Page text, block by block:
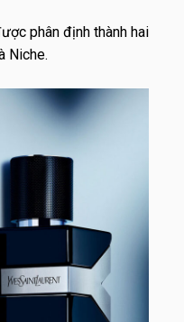
phân định thành hai
Niche.